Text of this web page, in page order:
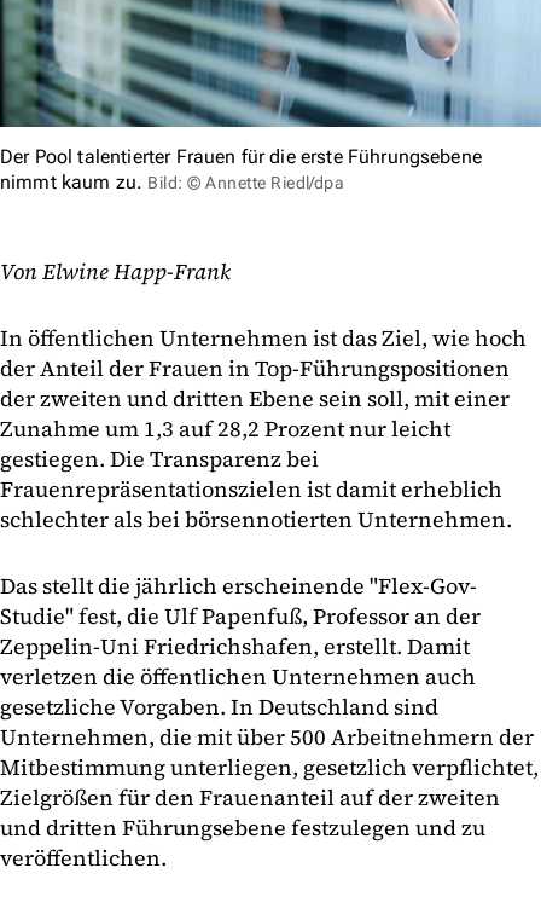
Der Pool talentierter Frauen für die erste Führungsebene
nimmt kaum zu. Bild: © Annette Riedl/dpa
Von Elwine Happ-Frank
In öffentlichen Unternehmen ist das Ziel, wie hoch
der Anteil der Frauen in Top-Führungspositionen
der zweiten und dritten Ebene sein soll, mit einer
Zunahme um 1,3 auf 28,2 Prozent nur leicht
gestiegen. Die Transparenz bei
Frauenrepräsentationszielen ist damit erheblich
schlechter als bei börsennotierten Unternehmen.
Das stellt die jährlich erscheinende "Flex-Gov-
Studie" fest, die Ulf Papenfuß, Professor an der
Zeppelin-Uni Friedrichshafen, erstellt. Damit
verletzen die öffentlichen Unternehmen auch
gesetzliche Vorgaben. In Deutschland sind
Unternehmen, die mit über 500 Arbeitnehmern der
Mitbestimmung unterliegen, gesetzlich verpflichtet,
Zielgrößen für den Frauenanteil auf der zweiten
und dritten Führungsebene festzulegen und zu
veröffentlichen.